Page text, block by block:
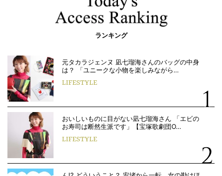
ランキング
元タカラジェンヌ 凪七瑠海さんのバッグの中身
は？ 「ユニークな小物を楽しみながら…
LIFESTYLE
おいしいものに目がない凪七瑠海さん 「エビの
お寿司は断然生派です」【宝塚歌劇団O…
LIFESTYLE